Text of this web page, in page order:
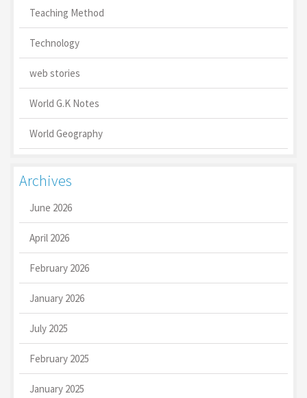
Teaching Method
Technology
web stories
World G.K Notes
World Geography
Archives
June 2026
April 2026
February 2026
January 2026
July 2025
February 2025
January 2025